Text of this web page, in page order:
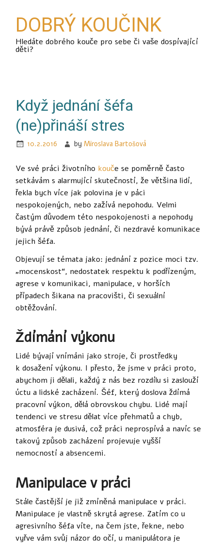
DOBRÝ KOUČINK
Hledáte dobrého kouče pro sebe či vaše dospívající
děti?
Když jednání šéfa
(ne)přináší stres
10.2.2016 byMiroslava Bartošová
Ve své práci životního kouče se poměrně často
setkávám s alarmující skutečností, že většina lidí,
řekla bych více jak polovina je v páci
nespokojených, nebo zažívá nepohodu. Velmi
častým důvodem této nespokojenosti a nepohody
bývá právě způsob jednání, či nezdravé komunikace
jejich šéfa.
Objevují se témata jako: jednání z pozice moci tzv.
„mocenskost“, nedostatek respektu k podřízeným,
agrese v komunikaci, manipulace, v horších
případech šikana na pracovišti, či sexuální
obtěžování.
Ždímání výkonu
Lidé bývají vnímáni jako stroje, či prostředky
k dosažení výkonu. I přesto, že jsme v práci proto,
abychom ji dělali, každý z nás bez rozdílu si zaslouží
úctu a lidské zacházení. Šéf, který doslova ždímá
pracovní výkon, dělá obrovskou chybu. Lidé mají
tendenci ve stresu dělat více přehmatů a chyb,
atmosféra je dusivá, což práci neprospívá a navíc se
takový způsob zacházení projevuje vyšší
nemocností a absencemi.
Manipulace v práci
Stále častější je již zmíněná manipulace v práci.
Manipulace je vlastně skrytá agrese. Zatím co u
agresivního šéfa víte, na čem jste, řekne, nebo
vyřve vám svůj názor do očí, u manipulátora je